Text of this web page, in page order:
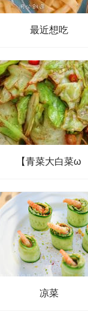
最近想吃
【青菜大白菜ω
凉菜